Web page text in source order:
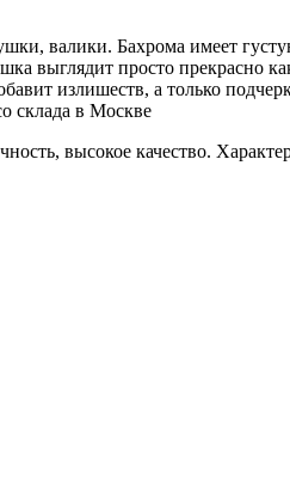
валики. Бахрома имеет
выглядит просто прекрасно
излишеств, а только
склада в Москве
высокое качество.